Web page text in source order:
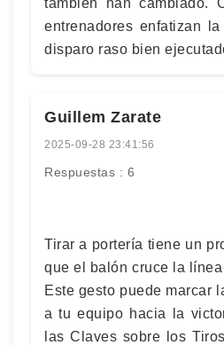
también han cambiado.
entrenadores enfatizan
disparo raso bien
Guillem Zarate
2025-09-28 23:41:56
Respuestas : 6
Tirar a portería tiene un
que el balón cruce la
Este gesto puede marcar
a tu equipo hacia la
las Claves sobre los